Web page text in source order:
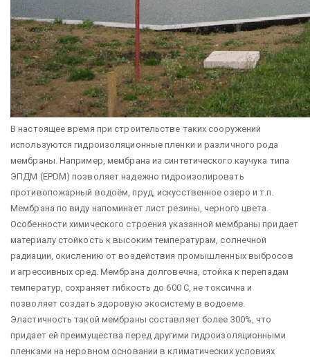
В настоящее время при строительстве таких сооружений
используются гидроизоляционные пленки и различного рода
мембраны. Например, мембрана из синтетического каучука типа
ЭПДМ (EPDM) позволяет надежно гидроизолировать
противопожарный водоём, пруд, искусственное озеро и т.п.
Мембрана по виду напоминает лист резины, черного цвета.
Особенности химического строения указанной мембраны придает
материалу стойкость к высоким температурам, солнечной
радиации, окислению от воздействия промышленных выбросов
и агрессивных сред. Мембрана долговечна, стойка к перепадам
температур, сохраняет гибкость до 600 С, не токсична и
позволяет создать здоровую экосистему в водоеме.
Эластичность такой мембраны составляет более 300%, что
придает ей преимущества перед другими гидроизоляционными
пленками на неровном основании в климатических условиях